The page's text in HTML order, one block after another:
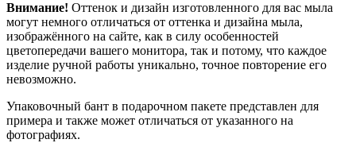
Внимание! Оттенок и дизайн изготовленного для вас мыла
могут немного отличаться от оттенка и дизайна мыла,
изображённого на сайте, как в силу особенностей
цветопередачи вашего монитора, так и потому, что каждое
изделие ручной работы уникально, точное повторение его
невозможно.
Упаковочный бант в подарочном пакете представлен для
примера и также может отличаться от указанного на
фотографиях.